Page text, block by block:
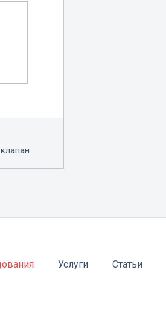
Услуги Статьи